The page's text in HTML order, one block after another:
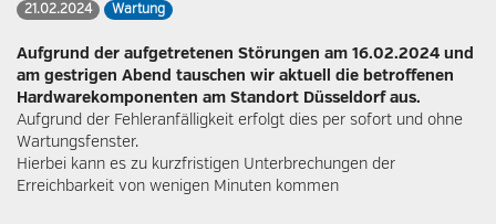
21.02.2024 Wartung
Aufgrund der aufgetretenen Störungen am 16.02.2024 und
am gestrigen Abend tauschen wir aktuell die betroffenen
Hardwarekomponenten am Standort Düsseldorf aus.
Aufgrund der Fehleranfälligkeit erfolgt dies per sofort und ohne
Wartungsfenster.
Hierbei kann es zu kurzfristigen Unterbrechungen der
Erreichbarkeit von wenigen Minuten kommen